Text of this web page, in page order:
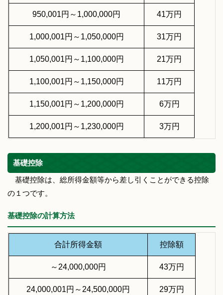
950,001円～1,000,000円 41万円
1,000,001円～1,050,000円 31万円
1,050,001円～1,100,000円 21万円
1,100,001円～1,150,000円 11万円
1,150,001円～1,200,000円 6万円
1,200,001円～1,230,000円 3万円
基礎控除
基礎控除は、総所得金額等から差し引くことができる控除
の１つです。
基礎控除の計算方法
合計所得金額 控除額
～24,000,000円 43万円
24,000,001円～24,500,000円 29万円